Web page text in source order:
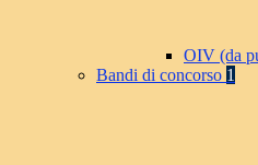
OIV (da
Bandi di concorso 1